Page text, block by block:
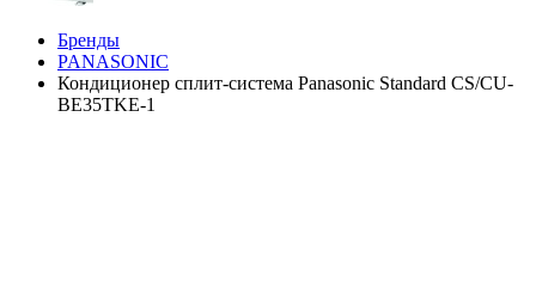
Бренды
PANASONIC
Кондиционер сплит-система Panasonic Standard CS/CU-
BE35TKE-1